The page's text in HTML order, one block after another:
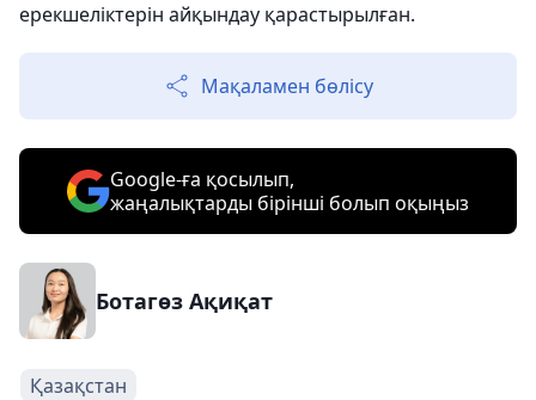
ерекшеліктерін айқындау қарастырылған.
Мақаламен бөлісу
Google-ға қосылып,
жаңалықтарды бірінші болып оқыңыз
Ботагөз Ақиқат
Қазақстан